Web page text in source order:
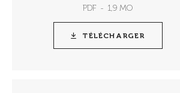
PDF 1,9 MO
TÉLÉCHARGER